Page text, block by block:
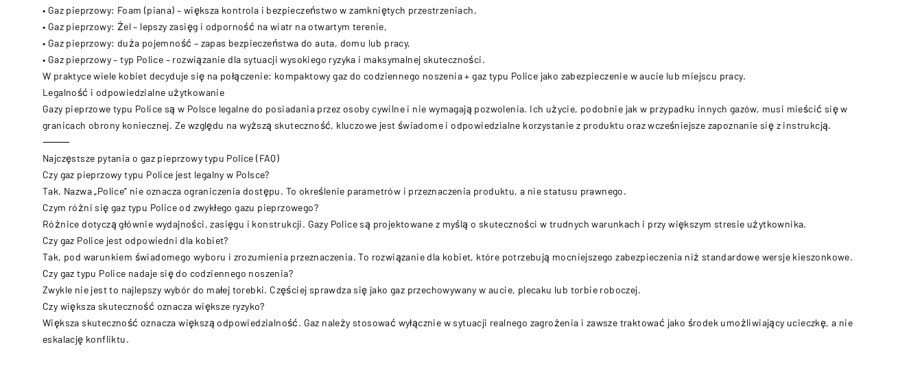
• Gaz pieprzowy: Foam (piana) – większa kontrola i bezpieczeństwo w zamkniętych przestrzeniach,
• Gaz pieprzowy: Żel – lepszy zasięg i odporność na wiatr na otwartym terenie,
• Gaz pieprzowy: duża pojemność – zapas bezpieczeństwa do auta, domu lub pracy,
• Gaz pieprzowy – typ Police – rozwiązanie dla sytuacji wysokiego ryzyka i maksymalnej skuteczności.
W praktyce wiele kobiet decyduje się na połączenie: kompaktowy gaz do codziennego noszenia + gaz typu Police jako zabezpieczenie w aucie lub miejscu pracy.
Legalność i odpowiedzialne użytkowanie
Gazy pieprzowe typu Police są w Polsce legalne do posiadania przez osoby cywilne i nie wymagają pozwolenia. Ich użycie, podobnie jak w przypadku innych gazów, musi mieścić się w
granicach obrony koniecznej. Ze względu na wyższą skuteczność, kluczowe jest świadome i odpowiedzialne korzystanie z produktu oraz wcześniejsze zapoznanie się z instrukcją.
⸻
Najczęstsze pytania o gaz pieprzowy typu Police (FAQ)
Czy gaz pieprzowy typu Police jest legalny w Polsce?
Tak. Nazwa „Police” nie oznacza ograniczenia dostępu. To określenie parametrów i przeznaczenia produktu, a nie statusu prawnego.
Czym różni się gaz typu Police od zwykłego gazu pieprzowego?
Różnice dotyczą głównie wydajności, zasięgu i konstrukcji. Gazy Police są projektowane z myślą o skuteczności w trudnych warunkach i przy większym stresie użytkownika.
Czy gaz Police jest odpowiedni dla kobiet?
Tak, pod warunkiem świadomego wyboru i zrozumienia przeznaczenia. To rozwiązanie dla kobiet, które potrzebują mocniejszego zabezpieczenia niż standardowe wersje kieszonkowe.
Czy gaz typu Police nadaje się do codziennego noszenia?
Zwykle nie jest to najlepszy wybór do małej torebki. Częściej sprawdza się jako gaz przechowywany w aucie, plecaku lub torbie roboczej.
Czy większa skuteczność oznacza większe ryzyko?
Większa skuteczność oznacza większą odpowiedzialność. Gaz należy stosować wyłącznie w sytuacji realnego zagrożenia i zawsze traktować jako środek umożliwiający ucieczkę, a nie
eskalację konfliktu.